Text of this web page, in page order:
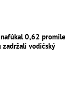
0,62 promile
vodičský